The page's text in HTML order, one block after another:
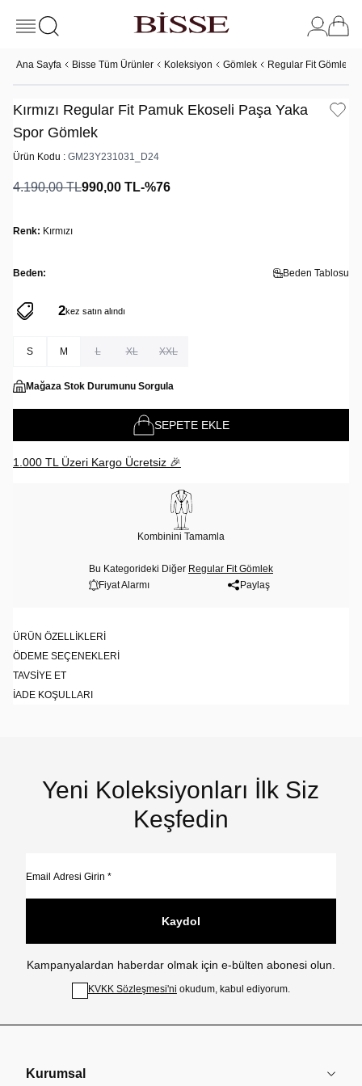
Ana Sayfa Bisse Tüm Ürünler Koleksiyon Gömlek Regular Fit Gömlek
Kırmızı Regular Fit Pamuk Ekoseli Paşa Yaka
Spor Gömlek
Ürün Kodu : GM23Y231031_D24
4.190,00TL990,00 TL-%76
Renk: Kırmızı
Beden: Beden Tablosu
2kez satın alındı
487kez görüntülendi
S M L XL XXL
Mağaza Stok Durumunu Sorgula
SEPETE EKLE
1.000 TL Üzeri Kargo Ücretsiz 🎉
Kombinini Tamamla
Bu Kategorideki Diğer Regular Fit Gömlek
Fiyat Alarmı
Paylaş
ÜRÜN ÖZELLIKLERI
ÖDEME SEÇENEKLERI
TAVSIYE ET
İADE KOŞULLARI
Yeni Koleksiyonları İlk Siz
Keşfedin
Kaydol
Kampanyalardan haberdar olmak için e-bülten abonesi olun.
KVKK Sözleşmesi'ni okudum, kabul ediyorum.
Kurumsal